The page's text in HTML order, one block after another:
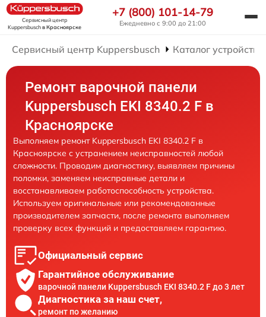
Сервисный центр
Kuppersbuschв Красноярске
+7 (800) 101-14-79
Ежедневно с 9:00 до 21:00
Сервисный центр Kuppersbusch Каталог устройств
Ремонт варочной панели
Kuppersbusch EKI 8340.2 F в
Красноярске
Выполняем ремонт Kuppersbusch EKI 8340.2 F в
Красноярске с устранением неисправностей любой
сложности. Проводим диагностику, выявляем причины
поломки, заменяем неисправные детали и
восстанавливаем работоспособность устройства.
Используем оригинальные или рекомендованные
производителем запчасти, после ремонта выполняем
проверку всех функций и предоставляем гарантию.
Официальный сервис
Гарантийное обслуживание
варочной панели Kuppersbusch EKI 8340.2 F до 3 лет
Диагностика за наш счет,
ремонт по желанию